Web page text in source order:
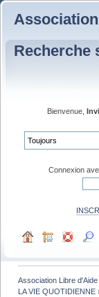
Recherche
Bienvenue,
Connexion
Association Libre
LA VIE QUOTIDIENNE